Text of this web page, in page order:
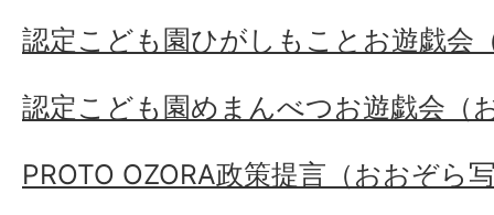
認定こども園ひがしもことお遊戯会
認定こども園めまんべつお遊戯会（
PROTO OZORA政策提言（おおぞら